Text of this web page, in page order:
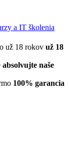
už 18
absolvujte naše
100% garancia